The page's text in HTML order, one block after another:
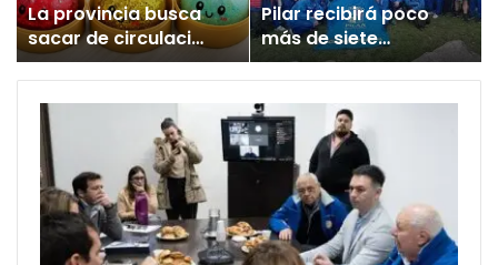
La provincia busca
sacar de circulación
un juguete
«altamente tóxico»
Pilar recibirá poco
más de siete
millones para los
Juegos
Bonaerenses